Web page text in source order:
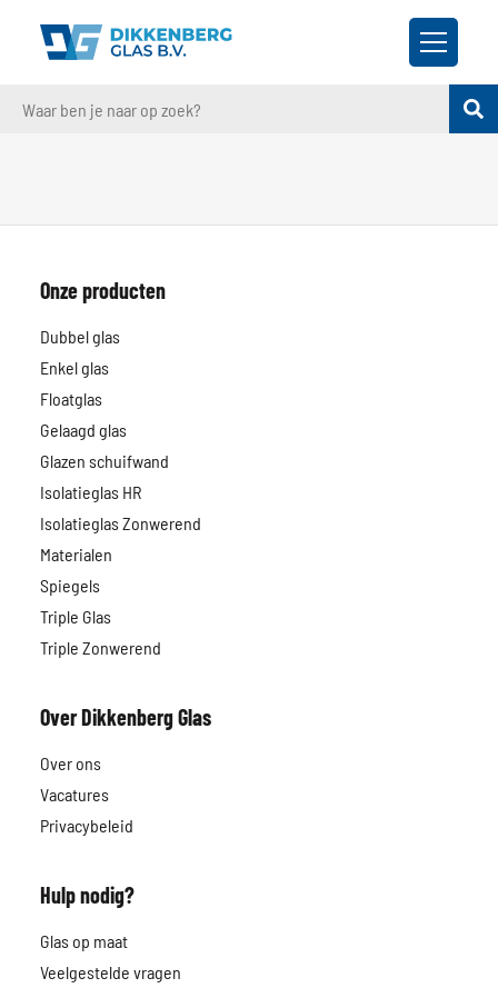
Onze producten
Dubbel glas
Enkel glas
Floatglas
Gelaagd glas
Glazen schuifwand
Isolatieglas HR
Isolatieglas Zonwerend
Materialen
Spiegels
Triple Glas
Triple Zonwerend
Over Dikkenberg Glas
Over ons
Vacatures
Privacybeleid
Hulp nodig?
Glas op maat
Veelgestelde vragen